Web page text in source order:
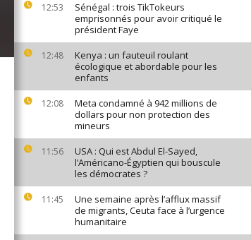
12:53
Sénégal : trois TikTokeurs
emprisonnés pour avoir critiqué le
président Faye
12:48
Kenya : un fauteuil roulant
écologique et abordable pour les
enfants
12:08
Meta condamné à 942 millions de
dollars pour non protection des
mineurs
11:56
USA : Qui est Abdul El-Sayed,
l’Américano-Égyptien qui bouscule
les démocrates ?
11:45
Une semaine après l’afflux massif
de migrants, Ceuta face à l’urgence
humanitaire